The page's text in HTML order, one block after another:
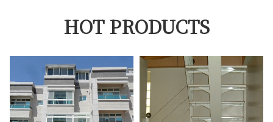
HOT PRODUCTS